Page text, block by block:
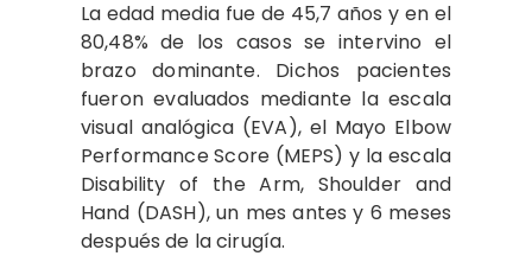
La edad media fue de 45,7 años y en el
80,48% de los casos se intervino el
brazo dominante. Dichos pacientes
fueron evaluados mediante la escala
visual analógica (EVA), el Mayo Elbow
Performance Score (MEPS) y la escala
Disability of the Arm, Shoulder and
Hand (DASH), un mes antes y 6 meses
después de la cirugía.